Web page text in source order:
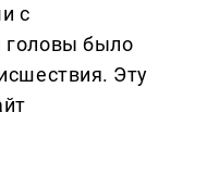
с
головы было
Эту